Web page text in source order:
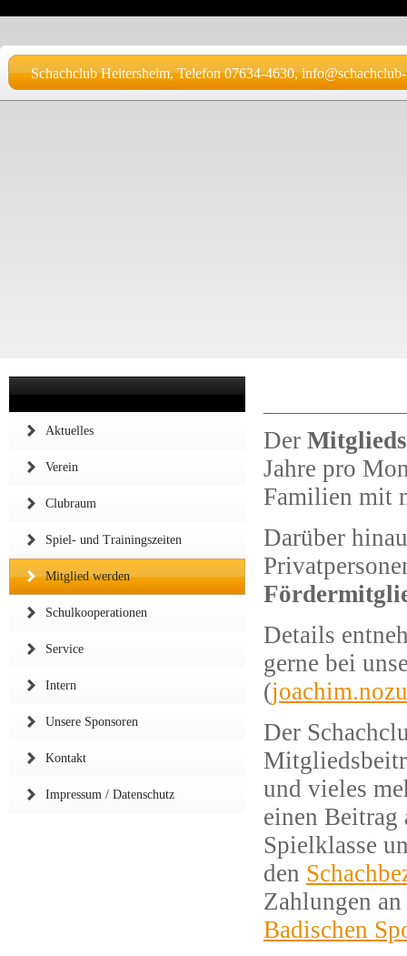
Schachclub Heitersheim, Telefon 07634-4630,
Aktuelles
Verein
Clubraum
Spiel- und Trainingszeiten
Mitglied werden
Schulkooperationen
Service
Intern
Unsere Sponsoren
Kontakt
Impressum / Datenschutz
Der
Jahre pro
Familien mit
Darüber
Details
gerne bei
(
Der
und vieles
einen Beitrag
Spielklasse
den
Zahlungen
Badischen